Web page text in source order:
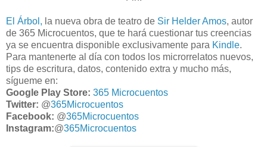
El Árbol, la nueva obra de teatro de Sir Helder Amos, autor
de 365 Microcuentos, que te hará cuestionar tus creencias
ya se encuentra disponible exclusivamente para Kindle.
Para mantenerte al día con todos los microrrelatos nuevos,
tips de escritura, datos, contenido extra y mucho más,
sígueme en:
Google Play Store: 365 Microcuentos
Twitter: @365Microcuentos
Facebook: @365Microcuentos
Instagram:@365Microcuentos